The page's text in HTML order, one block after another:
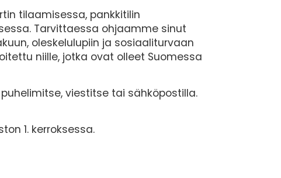
tilaamisessa, pankkitilin
Tarvittaessa ohjaamme sinut
oleskelulupiin ja sosiaaliturvaan
niille, jotka ovat olleet Suomessa
viestitse tai sähköpostilla.
1. kerroksessa.